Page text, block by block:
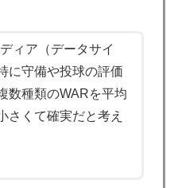
「やろうと思えば二刀流を
は誰が受賞すべき?」エン
!?海外ファンが考える本命
ーラー服と外国人観光客の
ィア（データサイ
に守備や投球の評価
数種類のWARを平均
さくて確実だと考え